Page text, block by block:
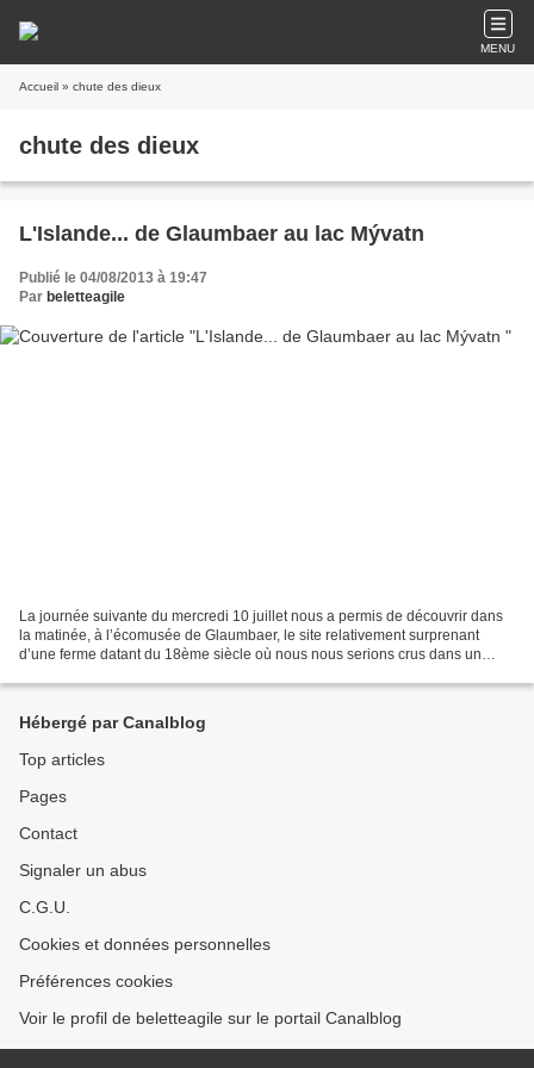
MENU
Accueil » chute des dieux
chute des dieux
L'Islande... de Glaumbaer au lac Mývatn
Publié le 04/08/2013 à 19:47
Par beletteagile
La journée suivante du mercredi 10 juillet nous a permis de découvrir dans
la matinée, à l’écomusée de Glaumbaer, le site relativement surprenant
d’une ferme datant du 18ème siècle où nous nous serions crus dans un
Hébergé par Canalblog
Top articles
Pages
Contact
Signaler un abus
C.G.U.
Cookies et données personnelles
Préférences cookies
Voir le profil de beletteagile sur le portail Canalblog